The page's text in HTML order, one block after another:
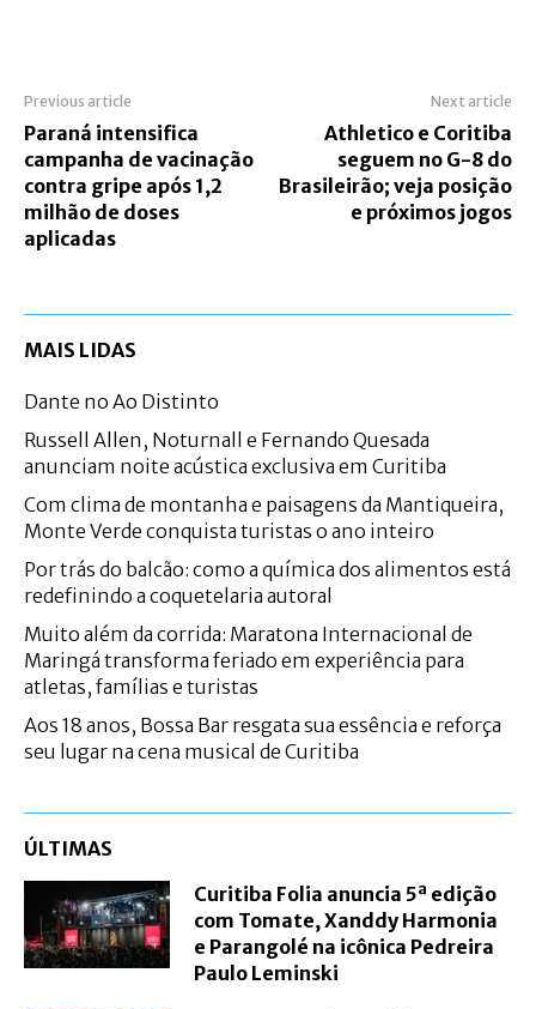
Previous article
Paraná intensifica
campanha de vacinação
contra gripe após 1,2
milhão de doses
aplicadas
Next article
Athletico e Coritiba
seguem no G-8 do
Brasileirão; veja posição
e próximos jogos
MAIS LIDAS
Dante no Ao Distinto
Russell Allen, Noturnall e Fernando Quesada
anunciam noite acústica exclusiva em Curitiba
Com clima de montanha e paisagens da Mantiqueira,
Monte Verde conquista turistas o ano inteiro
Por trás do balcão: como a química dos alimentos está
redefinindo a coquetelaria autoral
Muito além da corrida: Maratona Internacional de
Maringá transforma feriado em experiência para
atletas, famílias e turistas
Aos 18 anos, Bossa Bar resgata sua essência e reforça
seu lugar na cena musical de Curitiba
ÚLTIMAS
Curitiba Folia anuncia 5ª edição
com Tomate, Xanddy Harmonia
e Parangolé na icônica Pedreira
Paulo Leminski